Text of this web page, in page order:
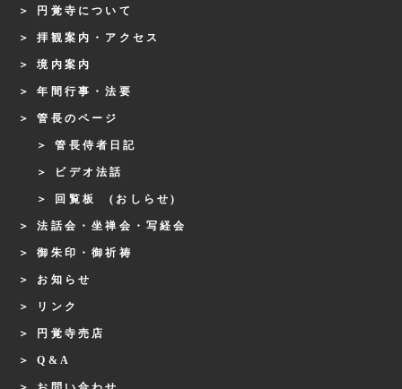
円覚寺について
拝観案内・アクセス
境内案内
年間行事・法要
管長のページ
管長侍者日記
ビデオ法話
回覧板 (おしらせ)
法話会・坐禅会・写経会
御朱印・御祈祷
お知らせ
リンク
円覚寺売店
Q&A